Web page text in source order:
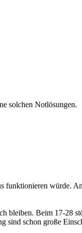
solchen Notlösungen.
funktionieren würde.
bleiben. Beim 17-28
sind schon große